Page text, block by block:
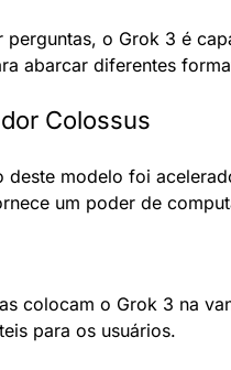
perguntas, o Grok 3 é
abarcar diferentes
Colossus
deste modelo foi
um poder de
colocam o Grok 3 na
para os usuários.